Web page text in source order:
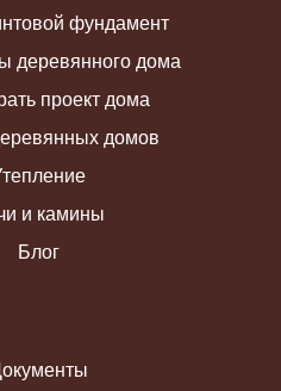
фундамент
деревянного дома
проект дома
домов
и камины
Блог